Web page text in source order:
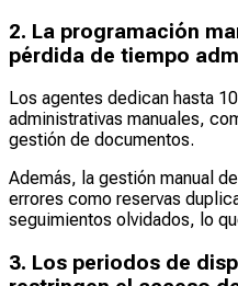
2. La programación
pérdida de tiempo
Los agentes dedican hasta
administrativas manuales,
gestión de documentos.
Además, la gestión manual
errores como reservas
seguimientos olvidados, lo
3. Los periodos de